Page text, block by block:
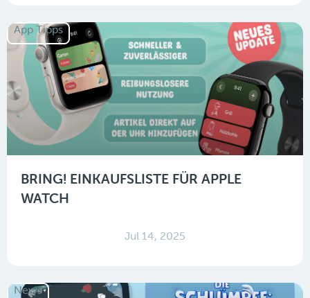
App Tipps
BRING! EINKAUFSLISTE FÜR APPLE
WATCH
Jul 14, 2025
News